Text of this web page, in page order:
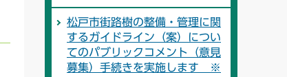
松戸市街路樹の整備・管理に関
するガイドライン（案）につい
てのパブリックコメント（意見
募集）手続きを実施します ※